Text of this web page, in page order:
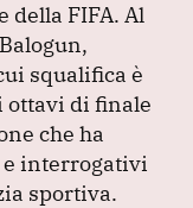
della FIFA. Al
squalifica è
ottavi di finale
che ha
e interrogativi
sportiva.